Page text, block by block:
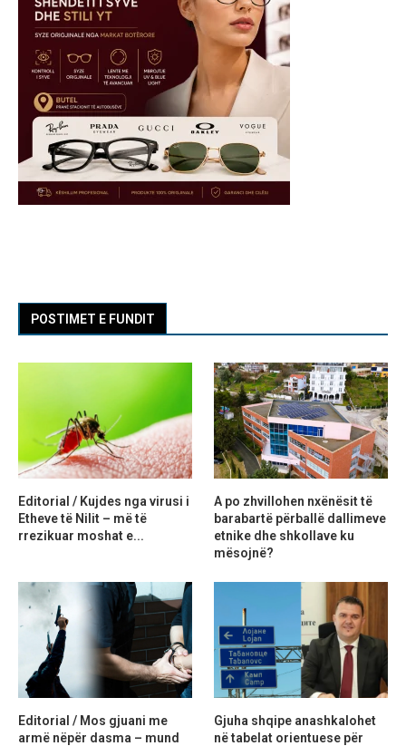
POSTIMET E FUNDIT
Editorial / Kujdes nga virusi i
Etheve të Nilit – më të
rrezikuar moshat e...
A po zhvillohen nxënësit të
barabartë përballë dallimeve
etnike dhe shkollave ku
mësojnë?
Editorial / Mos gjuani me
armë nëpër dasma – mund
Gjuha shqipe anashkalohet
në tabelat orientuese për